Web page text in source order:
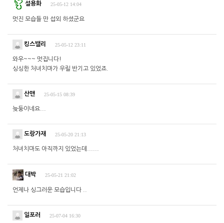
설용화 25-05-12 14:04
멋진 모습들 만 섭외 하셨군요
킹스밸리 25-05-12 23:11
와우~~~ 멋집니다!
싱싱한 처녀치마가 우릴 반기고 있었죠.
산맨 25-05-15 08:39
늦둥이네요...
도랑가재 25-05-20 21:13
처녀치마도 아직까지 있었는데......
대박 25-05-21 21:02
언제나 싱그러운 모습입니다 ..
일포러 25-07-04 16:30